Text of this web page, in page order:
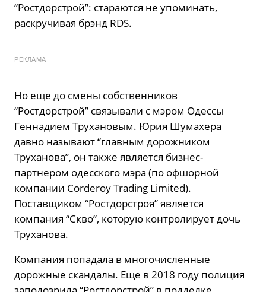
“Ростдорстрой”: стараются не упоминать,
раскручивая брэнд RDS.
РЕКЛАМА
Но еще до смены собственников
“Ростдорстрой” связывали с мэром Одессы
Геннадием Трухановым. Юрия Шумахера
давно называют “главным дорожником
Труханова”, он также является бизнес-
партнером одесского мэра (по офшорной
компании Corderoy Trading Limited).
Поставщиком “Ростдорстроя” является
компания “Скво”, которую контролирует дочь
Труханова.
Компания попадала в многочисленные
дорожные скандалы. Еще в 2018 году полиция